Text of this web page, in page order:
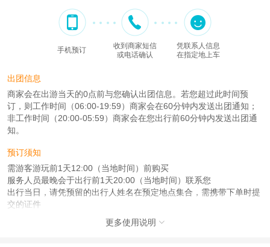
手机预订
收到商家短信
或电话确认
凭联系人信息
在指定地上车
出团信息
商家会在出游当天的0点前与您确认出团信息。若您超过此时间预
订，则工作时间（06:00-19:59）商家会在60分钟内发送出团通知；
非工作时间（20:00-05:59）商家会在您出行前60分钟内发送出团通
知。
预订须知
需游客游玩前1天12:00（当地时间）前购买
服务人员最晚会于出行前1天20:00（当地时间）联系您
出行当日，请凭预留的出行人姓名在预定地点集合，需携带下单时提
交的证件
更多使用说明 